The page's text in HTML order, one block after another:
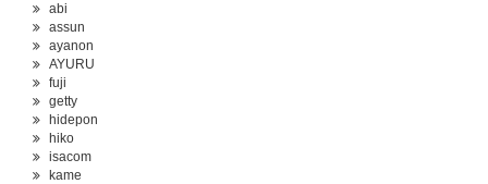
abi
assun
ayanon
AYURU
fuji
getty
hidepon
hiko
isacom
kame